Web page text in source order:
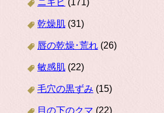
ニキビ (171)
乾燥肌 (31)
唇の乾燥･荒れ (26)
敏感肌 (22)
毛穴の黒ずみ (15)
目の下のクマ (22)